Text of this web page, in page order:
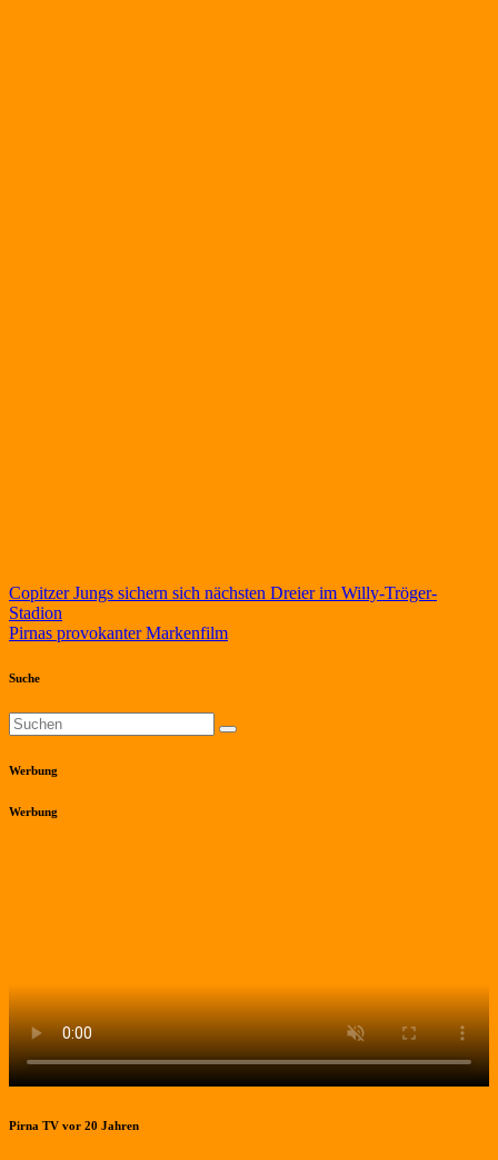
Beitragsnavigation
Copitzer Jungs sichern sich nächsten Dreier im Willy-Tröger-
Stadion
Pirnas provokanter Markenfilm
Suche
Werbung
Werbung
Pirna TV vor 20 Jahren